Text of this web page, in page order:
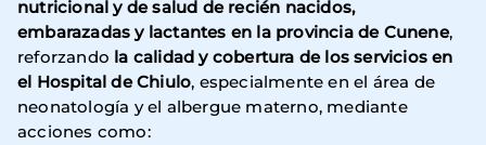
nutricional y de salud de recién nacidos,
embarazadas y lactantes en la provincia de Cunene,
reforzando la calidad y cobertura de los servicios en
el Hospital de Chiulo, especialmente en el área de
neonatología y el albergue materno, mediante
acciones como: